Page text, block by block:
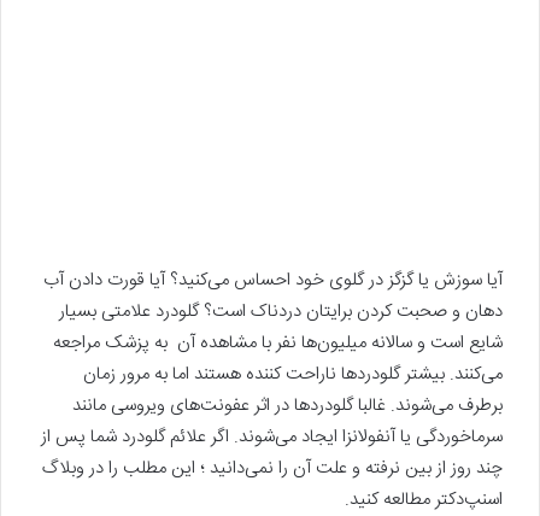
آیا سوزش یا گزگز در گلوی خود احساس می‌کنید؟ آیا قورت دادن آب
دهان و صحبت کردن برایتان دردناک است؟ گلودرد علامتی بسیار
شایع است و سالانه میلیون‌ها نفر با مشاهده آن به پزشک مراجعه
می‌کنند. بیشتر گلودردها ناراحت کننده هستند اما به مرور زمان
برطرف می‌شوند. غالبا گلودردها در اثر عفونت‌های ویروسی مانند
سرماخوردگی یا آنفولانزا ایجاد می‌شوند. اگر علائم گلودرد شما پس از
چند روز از بین نرفته و علت آن را نمی‌دانید؛ این مطلب را در وبلاگ
اسنپ‌دکتر مطالعه کنید.